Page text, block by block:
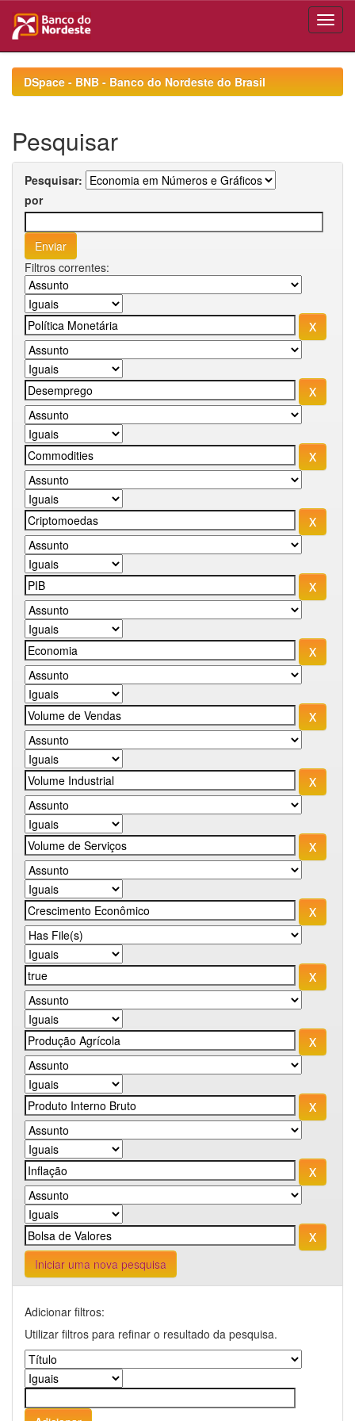
navigationDSpace - BNB - Banco do Nordeste do Brasil
Pesquisar
Pesquisar:
por
Filtros correntes:
Iniciar uma nova pesquisa
Adicionar filtros:
Utilizar filtros para refinar o resultado da pesquisa.